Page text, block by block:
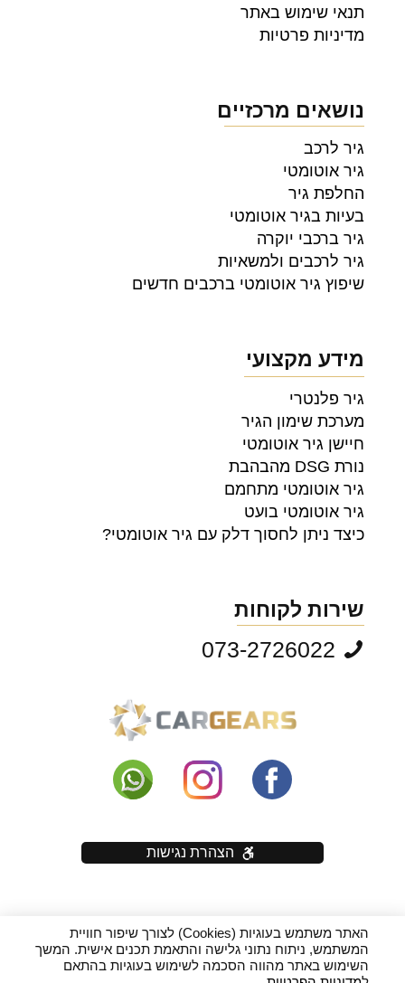
תנאי שימוש באתר
מדיניות פרטיות
נושאים מרכזיים
גיר לרכב
גיר אוטומטי
החלפת גיר
בעיות בגיר אוטומטי
גיר ברכבי יוקרה
גיר לרכבים ולמשאיות
שיפוץ גיר אוטומטי ברכבים חדשים
מידע מקצועי
גיר פלנטרי
מערכת שימון הגיר
חיישן גיר אוטומטי
נורת DSG מהבהבת
גיר אוטומטי מתחמם
גיר אוטומטי בועט
כיצד ניתן לחסוך דלק עם גיר אוטומטי?
שירות לקוחות
הצהרת נגישות
כל הזכויות שמורות יוראי בראון בע"מ - אין להעתיק תוכן (טקסט ותמונות)
מהאתר! | WebSite By WebResult
האתר משתמש בעוגיות (Cookies) לצורך שיפור חוויית
המשתמש, ניתוח נתוני גלישה והתאמת תכנים אישית. המשך
השימוש באתר מהווה הסכמה לשימוש בעוגיות בהתאם